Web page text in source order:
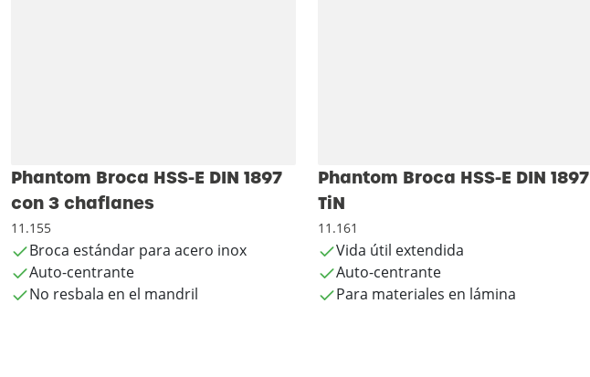
Phantom Broca HSS-E DIN 1897
con 3 chaflanes
11.155
Broca estándar para acero inox
Auto-centrante
No resbala en el mandril
Phantom Broca HSS-E DIN 1897
TiN
11.161
Vida útil extendida
Auto-centrante
Para materiales en lámina